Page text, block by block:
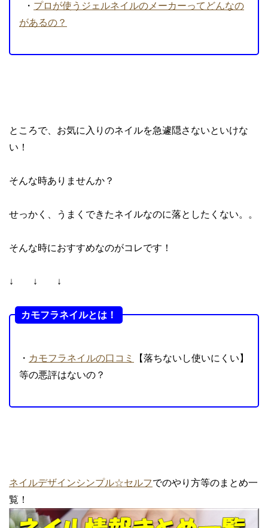
・ プロが使うジェルネイルのメーカーってどんなの
があるの？
ところで、お気に入りのネイルを急遽隠さないといけな
い！
そんな時ありませんか？
せっかく、うまくできたネイルなのに落としたくない。。
そんな時におすすめなのがコレです！
↓ ↓ ↓
カモフラネイルとは！
・ カモフラネイルの口コミ
【落ちないし使いにくい】
等の悪評はないの？
ネイルデザインシンプル☆セルフでのやり方等のまとめ一
覧！